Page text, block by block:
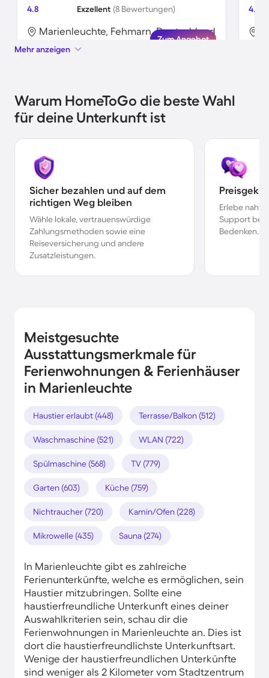
4.8
Exzellent (8 Bewertungen)
Marienleuchte, Fehmarn, Deutschland
Zum Angebot
4.5
Mehr anzeigen
Warum HomeToGo die beste Wahl
für deine Unterkunft ist
Sicher bezahlen und auf dem
richtigen Weg bleiben
Wähle lokale, vertrauenswürdige
Zahlungsmethoden sowie eine
Reiseversicherung und andere
Zusatzleistungen.
Erlebe
Support bei
Bedenken.
Meistgesuchte
Ausstattungsmerkmale für
Ferienwohnungen & Ferienhäuser
in Marienleuchte
Haustier erlaubt (448) Terrasse/Balkon (512)
Waschmaschine (521) WLAN (722)
Spülmaschine (568) TV (779)
Garten (603) Küche (759)
Nichtraucher (720) Kamin/Ofen (228)
Mikrowelle (435) Sauna (274)
In Marienleuchte gibt es zahlreiche
Ferienunterkünfte, welche es ermöglichen, sein
Haustier mitzubringen. Sollte eine
haustierfreundliche Unterkunft eines deiner
Auswahlkriterien sein, schau dir die
Ferienwohnungen in Marienleuchte an. Dies ist
dort die haustierfreundlichste Unterkunftsart.
Wenige der haustierfreundlichen Unterkünfte
sind weniger als 2 Kilometer vom Stadtzentrum